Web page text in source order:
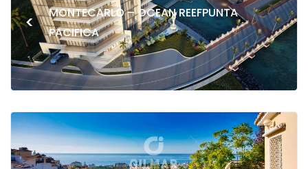
<
MONTECARLO – OCEAN REEFPUNTA
PACIFICA